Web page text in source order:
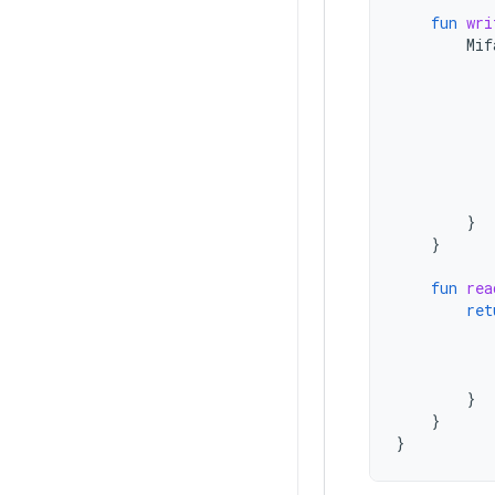
fun
}
}
fun
}
}
}